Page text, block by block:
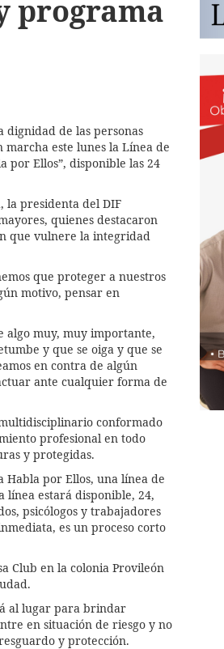
programa
dignidad de las personas
este lunes la Línea de
por Ellos”, disponible las 24
la presidenta del DIF
quienes destacaron
que vulnere la integridad
que proteger a nuestros
motivo, pensar en
algo muy, muy importante,
y que se oiga y que se
en contra de algún
ante cualquier forma de
conformado
profesional en todo
y protegidas.
Habla por Ellos, una línea de
línea estará disponible, 24,
psicólogos y trabajadores
es un proceso corto
Club en la colonia Provileón
al lugar para brindar
en situación de riesgo y no
y protección.